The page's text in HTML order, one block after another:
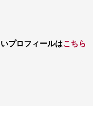
プロフィールはこちら